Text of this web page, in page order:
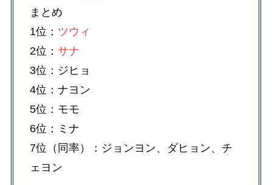
まとめ
1位： ツウィ
2位： サナ
3位：ジヒョ
4位：ナヨン
5位：モモ
6位：ミナ
7位（同率）：ジョンヨン、ダヒョン、チ
ェヨン